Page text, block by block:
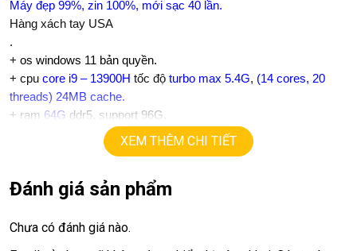
Máy đẹp 99%, zin 100%, mới sạc 40 lần.
Hàng xách tay USA
.
+ os windows 11 bản quyền.
+ cpu core i9 – 13900H tốc độ turbo max 5.4G, (14 cores, 20
threads) 24MB cache.
+ ram 64G ddr5, support 96G.
(1920 X 1200),
==> vga intel Iris Xe graphics
+USB type C, usb 3.0, webcam, hdmi, thunder port…
XEM THÊM CHI TIẾT
Đánh giá sản phẩm
Chưa có đánh giá nào.